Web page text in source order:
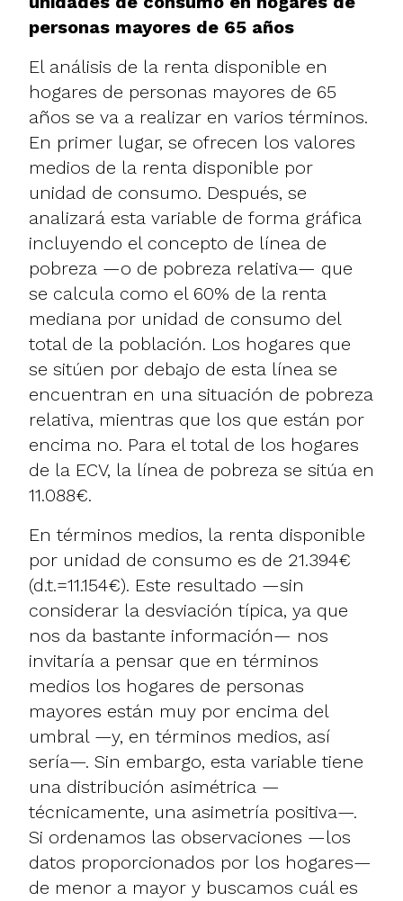
personas mayores de 65 años
El análisis de la renta disponible en
hogares de personas mayores de 65
años se va a realizar en varios términos.
En primer lugar, se ofrecen los valores
medios de la renta disponible por
unidad de consumo. Después, se
analizará esta variable de forma gráfica
incluyendo el concepto de línea de
pobreza —o de pobreza relativa— que
se calcula como el 60% de la renta
mediana por unidad de consumo del
total de la población. Los hogares que
se sitúen por debajo de esta línea se
encuentran en una situación de pobreza
relativa, mientras que los que están por
encima no. Para el total de los hogares
de la ECV, la línea de pobreza se sitúa en
11.088€.
En términos medios, la renta disponible
por unidad de consumo es de 21.394€
(d.t.=11.154€). Este resultado —sin
considerar la desviación típica, ya que
nos da bastante información— nos
invitaría a pensar que en términos
medios los hogares de personas
mayores están muy por encima del
umbral —y, en términos medios, así
sería—. Sin embargo, esta variable tiene
una distribución asimétrica —
técnicamente, una asimetría positiva—.
Si ordenamos las observaciones —los
datos proporcionados por los hogares—
de menor a mayor y buscamos cuál es